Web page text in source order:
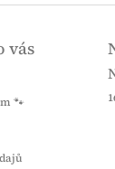
vás
🐾